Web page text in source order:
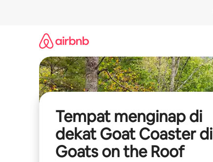
Tempat menginap di
dekat Goat Coaster di
Goats on the Roof